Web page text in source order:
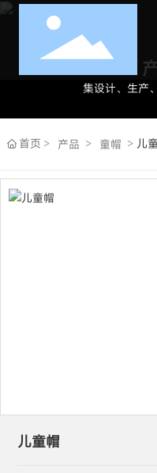
集设计、生产
首页 产品 童帽 儿
儿童帽